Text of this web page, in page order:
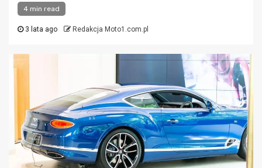
4 min read
3 lata ago Redakcja Moto1.com.pl